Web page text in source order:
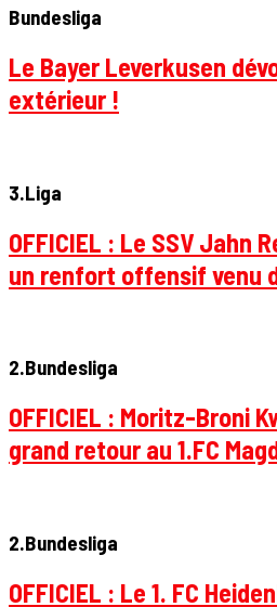
Bundesliga
Le Bayer Leverkusen
extérieur !
3.Liga
OFFICIEL : Le SSV Jahn
un renfort offensif venu
2.Bundesliga
OFFICIEL : Moritz-Broni
grand retour au 1.FC
2.Bundesliga
OFFICIEL : Le 1. FC